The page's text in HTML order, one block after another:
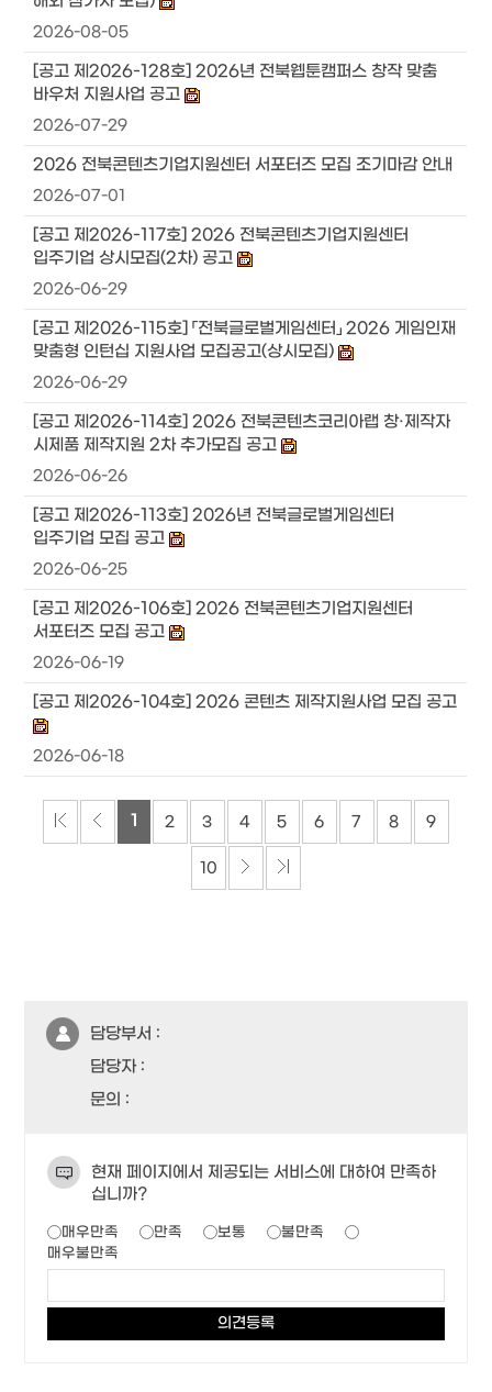
2026-08-05
[공고 제2026-128호] 2026년 전북웹툰캠퍼스 창작 맞춤
바우처 지원사업 공고
2026-07-29
2026 전북콘텐츠기업지원센터 서포터즈 모집 조기마감 안내
2026-07-01
[공고 제2026-117호] 2026 전북콘텐츠기업지원센터
입주기업 상시모집(2차) 공고
2026-06-29
[공고 제2026-115호] 「전북글로벌게임센터」 2026 게임인재
맞춤형 인턴십 지원사업 모집공고(상시모집)
2026-06-29
[공고 제2026-114호] 2026 전북콘텐츠코리아랩 창·제작자
시제품 제작지원 2차 추가모집 공고
2026-06-26
[공고 제2026-113호] 2026년 전북글로벌게임센터
입주기업 모집 공고
2026-06-25
[공고 제2026-106호] 2026 전북콘텐츠기업지원센터
서포터즈 모집 공고
2026-06-19
[공고 제2026-104호] 2026 콘텐츠 제작지원사업 모집 공고
2026-06-18
1 2 3 4 5 6 7 8 9
10
담당부서 :
담당자 :
문의 :
현재 페이지에서 제공되는 서비스에 대하여 만족하
십니까?
매우만족 만족 보통
불만족
매우불만족